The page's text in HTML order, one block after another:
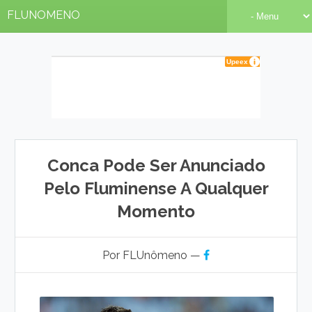
FLUNOMENO
Conca Pode Ser Anunciado
Pelo Fluminense A Qualquer
Momento
Por FLUnômeno —